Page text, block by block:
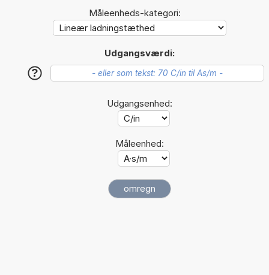
Måleenheds-kategori:
Udgangsværdi:
?
Udgangsenhed:
Måleenhed: